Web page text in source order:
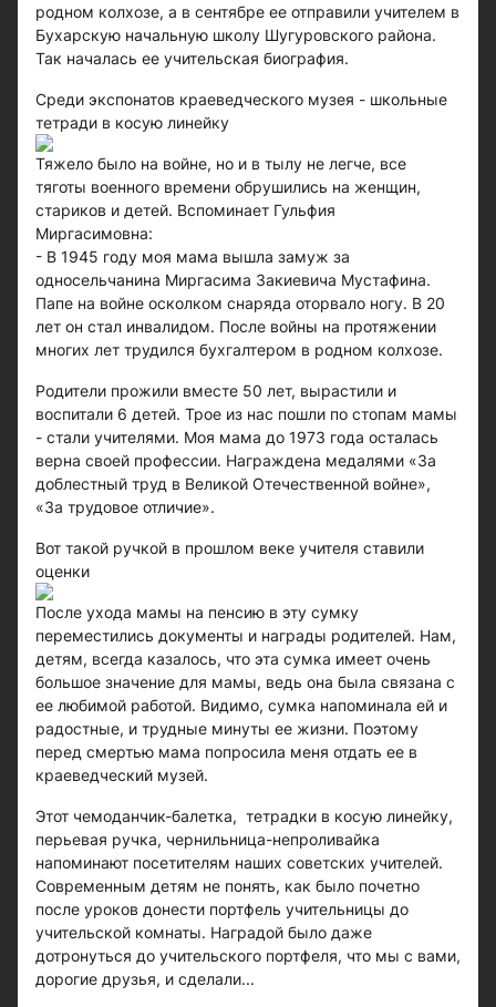
родном колхозе, а в сентябре ее отправили учителем в
Бухарскую начальную школу Шугуровского района.
Так началась ее учительская биография.
Среди экспонатов краеведческого музея - школьные
тетради в косую линейку
Тяжело было на войне, но и в тылу не легче, все
тяготы военного времени обрушились на женщин,
стариков и детей. Вспоминает Гульфия
Миргасимовна:
- В 1945 году моя мама вышла замуж за
односельчанина Миргасима Закиевича Мустафина.
Папе на войне осколком снаряда оторвало ногу. В 20
лет он стал инвалидом. После вой­ны на протяжении
многих лет трудился бухгалтером в родном колхозе.
Родители прожили вместе 50 лет, вырастили и
воспитали 6 детей. Трое из нас пошли по стопам мамы
- стали учителями. Моя мама до 1973 года осталась
верна своей профессии. Награждена медалями «За
доблестный труд в Великой Отечественной войне»,
«За трудовое отличие».
Вот такой ручкой в прошлом веке учителя ставили
оценки
После ухода мамы на пенсию в эту сумку
переместились документы и награды родителей. Нам,
детям, всегда казалось, что эта сумка имеет очень
большое значение для мамы, ведь она была связана с
ее любимой работой. Видимо, сумка напоминала ей и
радостные, и трудные минуты ее жизни. Поэтому
перед смертью мама попросила меня отдать ее в
краеведческий музей.
Этот чемоданчик-балетка, тетрадки в косую линейку,
перьевая ручка, чернильница-непроливайка
напоминают посетителям наших советских учителей.
Современным детям не понять, как было почетно
после уроков донести портфель учительницы до
учительской комнаты. Наградой было даже
дотронуться до учительского портфеля, что мы с вами,
дорогие друзья, и сделали...